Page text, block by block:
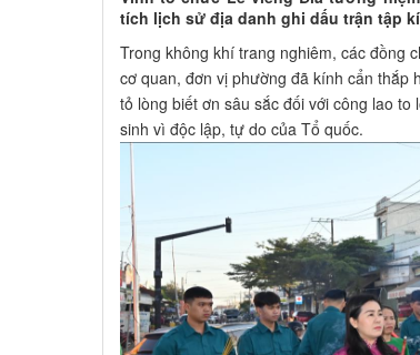
tích lịch sử địa danh ghi dấu trận tập
Trong không khí trang nghiêm, các đồng
cơ quan, đơn vị phường đã kính cẩn thắp
tỏ lòng biết ơn sâu sắc đối với công lao
sinh vì độc lập, tự do của Tổ quốc.